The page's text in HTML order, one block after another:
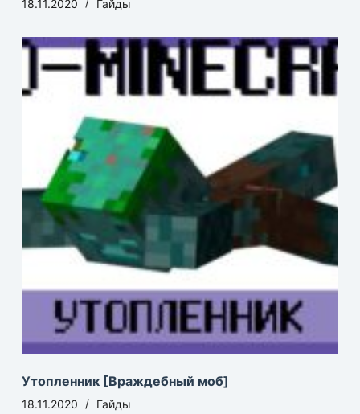
18.11.2020 Гайды
Утопленник [Враждебный моб]
18.11.2020 Гайды